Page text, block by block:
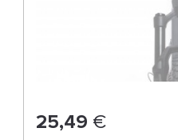
25,49 €